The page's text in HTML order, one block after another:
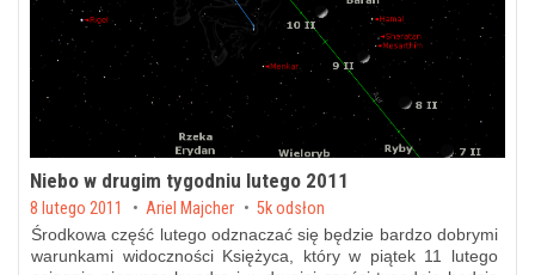
Niebo w drugim tygodniu lutego 2011
Posted on
8 lutego 2011 by Ariel Majcher 5k odsłon
Środkowa część lutego odznaczać się będzie bardzo dobrymi
warunkami widoczności Księżyca, który w piątek 11 lutego